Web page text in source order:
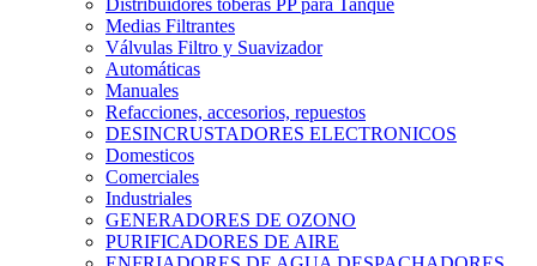
Distribuidores toberas PP para Tanque
Medias Filtrantes
Válvulas Filtro y Suavizador
Automáticas
Manuales
Refacciones, accesorios, repuestos
DESINCRUSTADORES ELECTRONICOS
Domesticos
Comerciales
Industriales
GENERADORES DE OZONO
PURIFICADORES DE AIRE